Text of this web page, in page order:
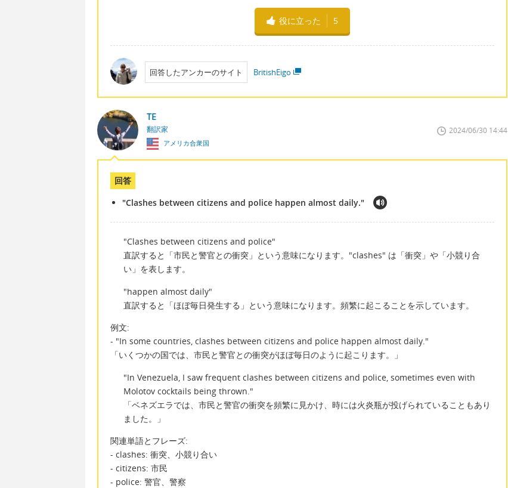
役に立った 5
回答したアンカーのサイト BritishEigo
TE
翻訳家
アメリカ合衆国
2024/06/30 14:44
回答
"Clashes between citizens and police happen almost daily."
"Clashes between citizens and police"
直訳すると「市民と警官との衝突」という意味になります。"clashes" は「衝突」や「小競り合
い」を表します。
"happen almost daily"
直訳すると「ほぼ毎日発生する」という意味になります。頻繁に起こることを示しています。
例文:
- "In some countries, clashes between citizens and police happen almost daily."
「いくつかの国では、市民と警官との衝突がほぼ毎日のように起こります。」
"In Venezuela, I saw frequent clashes between citizens and police, sometimes even with
Molotov cocktails being thrown."
「ベネズエラでは、市民と警官の衝突を頻繁に見かけ、時には火炎瓶が投げられていることもあり
ました。」
関連単語とフレーズ:
- clashes: 衝突、小競り合い
- citizens: 市民
- police: 警官、警察